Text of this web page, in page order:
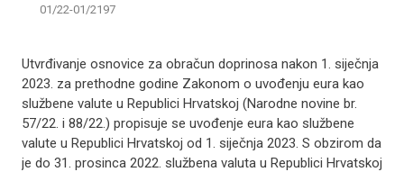
01/22-01/2197
Utvrđivanje osnovice za obračun doprinosa nakon 1. siječnja
2023. za prethodne godine Zakonom o uvođenju eura kao
službene valute u Republici Hrvatskoj (Narodne novine br.
57/22. i 88/22.) propisuje se uvođenje eura kao službene
valute u Republici Hrvatskoj od 1. siječnja 2023. S obzirom da
je do 31. prosinca 2022. službena valuta u Republici Hrvatskoj